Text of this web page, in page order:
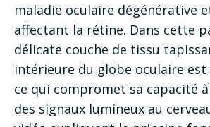
maladie oculaire dégénérative
affectant la rétine. Dans cette
délicate couche de tissu
intérieure du globe oculaire est
ce qui compromet sa capacité
des signaux lumineux au